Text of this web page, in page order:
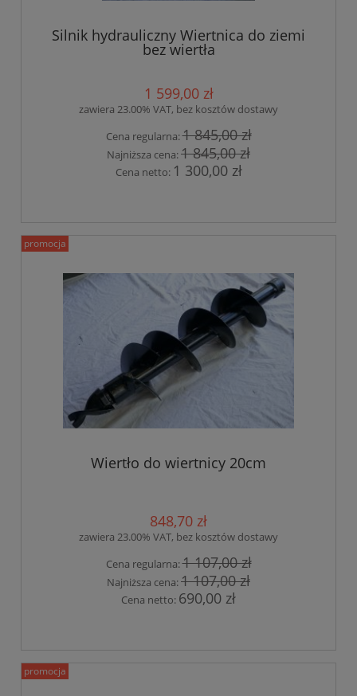
Silnik hydrauliczny Wiertnica do ziemi
bez wiertła
1 599,00 zł
zawiera 23.00% VAT, bez kosztów dostawy
Cena regularna:1 845,00 zł
Najniższa cena:1 845,00 zł
Cena netto: 1 300,00 zł
Wiertło do wiertnicy 20cm
848,70 zł
zawiera 23.00% VAT, bez kosztów dostawy
Cena regularna:1 107,00 zł
Najniższa cena:1 107,00 zł
Cena netto: 690,00 zł
promocja
promocja